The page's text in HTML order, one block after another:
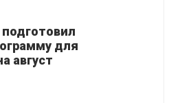
для
август